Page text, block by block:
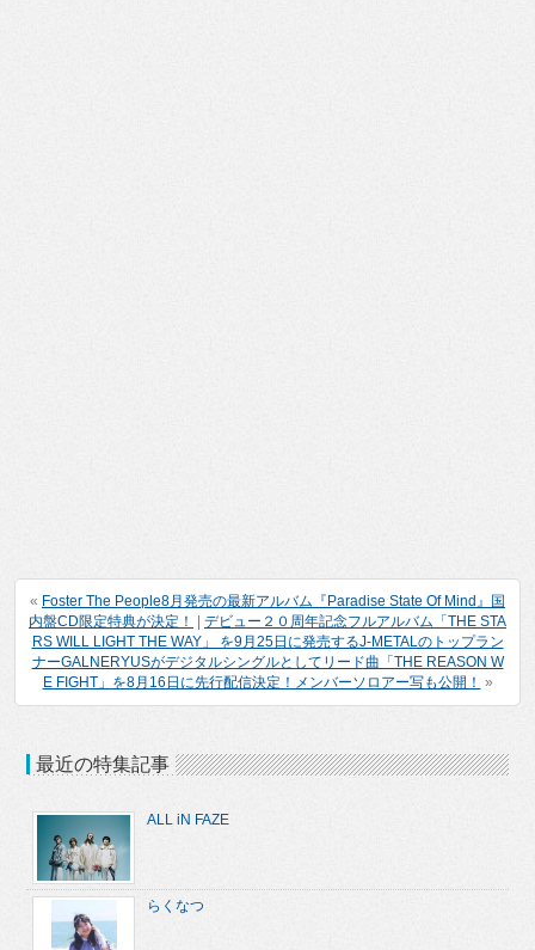
« Foster The People8月発売の最新アルバム『Paradise State Of Mind』国
内盤CD限定特典が決定！
デビュー２０周年記念フルアルバム「THE STA
RS WILL LIGHT THE WAY」 を9月25日に発売するJ-METALのトップラン
ナーGALNERYUSがデジタルシングルとしてリード曲「THE REASON W
E FIGHT」を8月16日に先行配信決定！メンバーソロアー写も公開！ »
最近の特集記事
ALL iN FAZE
らくなつ